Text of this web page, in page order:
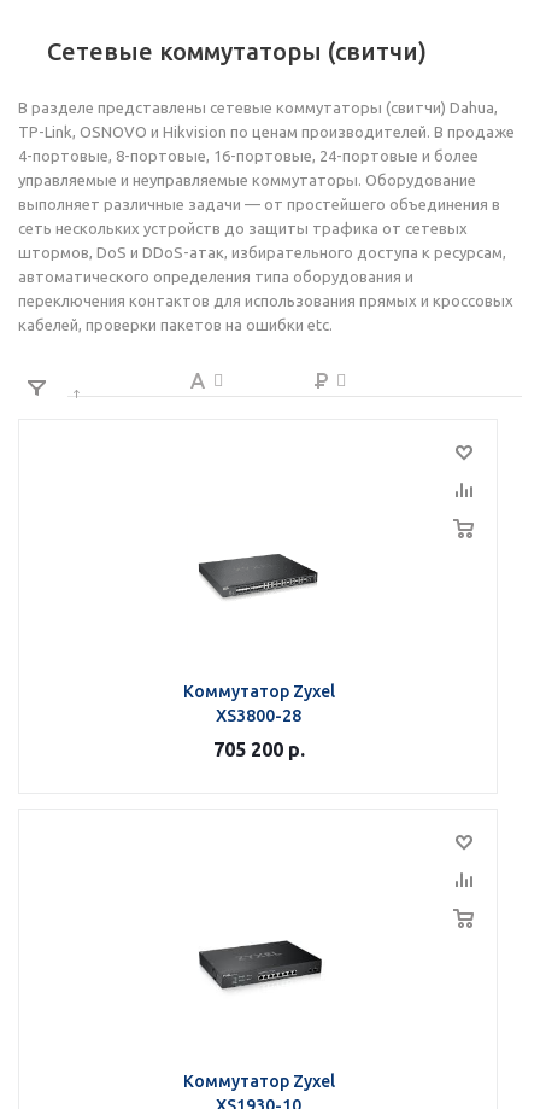
Сетевые коммутаторы (свитчи)
В разделе представлены сетевые коммутаторы (свитчи) Dahua,
TP-Link, OSNOVO и Hikvision по ценам производителей. В продаже
4-портовые, 8-портовые, 16-портовые, 24-портовые и более
управляемые и неуправляемые коммутаторы. Оборудование
выполняет различные задачи — от простейшего объединения в
сеть нескольких устройств до защиты трафика от сетевых
штормов, DoS и DDoS-атак, избирательного доступа к ресурсам,
автоматического определения типа оборудования и
переключения контактов для использования прямых и кроссовых
кабелей, проверки пакетов на ошибки etc.
Коммутатор Zyxel
XS3800-28
705 200р.
Коммутатор Zyxel